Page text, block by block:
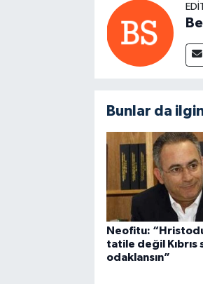
Bunlar da
Neofitu:
tatile değil Kıbrıs
odaklansın”